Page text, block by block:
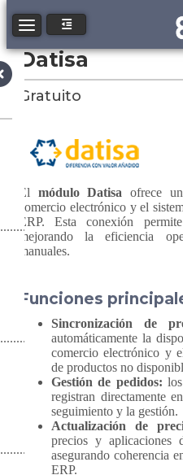
Toggle navigation
Datisa
Gratuito
El módulo Datisa ofrece
comercio electrónico y el
ERP. Esta conexión
mejorando la eficiencia
manuales.
Funciones
Sincronización de
automáticamente la
comercio electrónico y
de productos no
Gestión de pedidos:
registran directamente
seguimiento y la gestión.
Actualización de
precios y aplicaciones
asegurando coherencia
ERP.